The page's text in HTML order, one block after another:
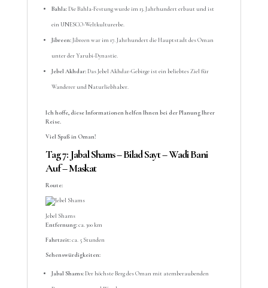
Bahla:Die Bahla-Festung wurde im 13. Jahrhundert erbaut und ist
ein UNESCO-Weltkulturerbe.
Jibreen:Jibreen war im 17. Jahrhundert die Hauptstadt des Oman
unter der Yarubi-Dynastie.
Jebel Akhdar:Das Jebel Akhdar-Gebirge ist ein beliebtes Ziel für
Wanderer und Naturliebhaber.
Ich hoffe, diese Informationen helfen Ihnen bei der Planung Ihrer
Reise.
Viel Spaß in Oman!
Tag 7: Jabal Shams – Bilad Sayt – Wadi Bani
Auf – Maskat
Route:
Jebel Shams
Entfernung:ca. 300 km
Fahrtzeit:ca. 5 Stunden
Sehenswürdigkeiten:
Jabal Shams:Der höchste Berg des Oman mit atemberaubenden